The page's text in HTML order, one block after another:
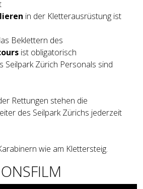
in der Kletterausrüstung ist
Beklettern des
ist obligatorisch
Seilpark Zürich Personals sind
Rettungen stehen die
des Seilpark Zürichs jederzeit
wie am Klettersteig.